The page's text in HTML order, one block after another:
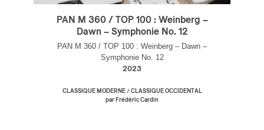
PAN M 360 / TOP 100 : Weinberg –
Dawn – Symphonie No. 12
PAN M 360 / TOP 100 : Weinberg – Dawn –
Symphonie No. 12
2023
CLASSIQUE MODERNE/ CLASSIQUE OCCIDENTAL
par Frédéric Cardin